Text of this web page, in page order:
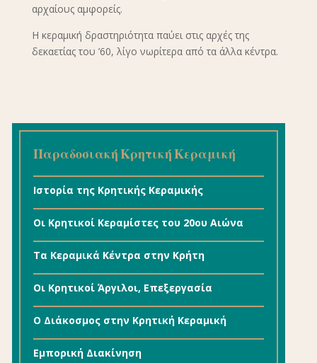
αρχαίους αμφορείς.
Η κεραμική δραστηριότητα παύει στις αρχές της
δεκαετίας του ’60, λίγο νωρίτερα από τα άλλα κέντρα.
Παραδοσιακή Κρητική Κεραμική
Ιστορία της Κρητικής Κεραμικής
Οι Κρητικoί Κεραμίστες του 20ου Αιώνα
Τα Κεραμικά Κέντρα στην Κρήτη
Οι Κρητικοί Άργιλοι, Επεξεργασία
Ο Διάκοσμος στην Κρητική Κεραμική
Εμπορική Διακίνηση